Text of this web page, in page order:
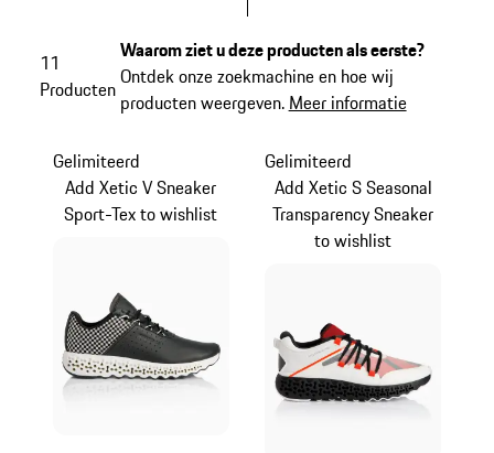
11
Producten
Waarom ziet u deze producten als eerste?
Ontdek onze zoekmachine en hoe wij
producten weergeven. Meer informatie
Gelimiteerd
Add Xetic V Sneaker
Sport-Tex to wishlist
Gelimiteerd
Add Xetic S Seasonal
Transparency Sneaker
to wishlist